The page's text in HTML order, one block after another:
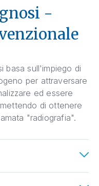
-
basa sull'impiego di
per attraversare
ed essere
di ottenere
"radiografia".